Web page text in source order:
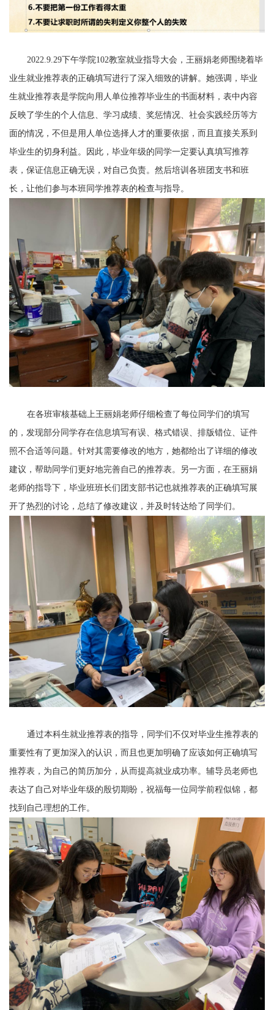
2022.9.29下午学院102教室就业指导大会 ，王丽娟老师围绕着毕
业生就业推荐表的正确填写进行了深入细致的讲解。她强调，毕业
生就业推荐表是学院向用人单位推荐毕业生的书面材料，表中内容
反映了学生的个人信息、学习成绩、奖惩情况、社会实践经历等方
面的情况，不但是用人单位选择人才的重要依据，而且直接关系到
毕业生的切身利益。因此，毕业年级的同学一定要认真填写推荐
表，保证信息正确无误，对自己负责。然后培训各班团支书和班
长，让他们参与本班同学推荐表的检查与指导。
在各班审核基础上王丽娟老师仔细检查了每位同学们的填写
的，发现部分同学存在信息填写有误、格式错误、排版错位、证件
照不合适等问题。针对其需要修改的地方，她都给出了详细的修改
建议，帮助同学们更好地完善自己的推荐表。另一方面，在王丽娟
老师的指导下，毕业班班长们团支部书记也就推荐表的正确填写展
开了热烈的讨论，总结了修改建议，并及时转达给了同学们。
通过本科生就业推荐表的指导，同学们不仅对毕业生推荐表的
重要性有了更加深入的认识，而且也更加明确了应该如何正确填写
推荐表，为自己的简历加分，从而提高就业成功率。辅导员老师也
表达了自己对毕业年级的殷切期盼，祝福每一位同学前程似锦，都
找到自己理想的工作。